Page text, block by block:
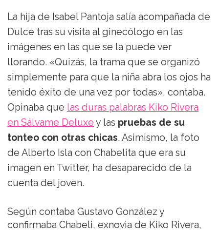
La hija de Isabel Pantoja salía acompañada de
Dulce tras su visita al ginecólogo en las
imágenes en las que se la puede ver
llorando. «Quizás, la trama que se organizó
simplemente para que la niña abra los ojos ha
tenido éxito de una vez por todas», contaba.
Opinaba que las duras palabras Kiko Rivera
en Sálvame Deluxe y las pruebas de su
tonteo con otras chicas. Asimismo, la foto
de Alberto Isla con Chabelita que era su
imagen en Twitter, ha desaparecido de la
cuenta del joven.
Según contaba Gustavo González y
confirmaba Chabeli, exnovia de Kiko Rivera,